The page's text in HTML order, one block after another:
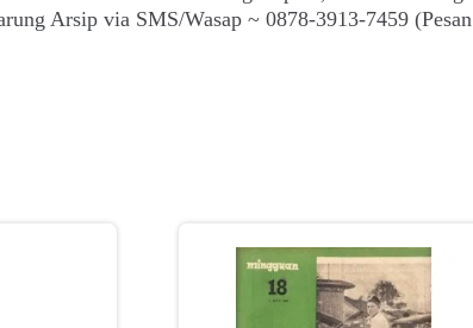
Arsip via SMS/Wasap ~ 0878-3913-7459 (Pesan